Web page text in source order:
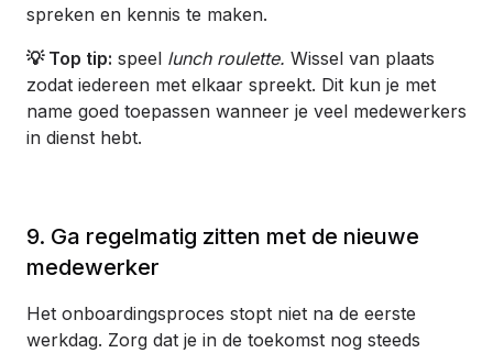
spreken en kennis te maken.
💡 Top tip: speel lunch roulette. Wissel van plaats
zodat iedereen met elkaar spreekt. Dit kun je met
name goed toepassen wanneer je veel medewerkers
in dienst hebt.
9. Ga regelmatig zitten met de nieuwe
medewerker
Het onboardingsproces stopt niet na de eerste
werkdag. Zorg dat je in de toekomst nog steeds